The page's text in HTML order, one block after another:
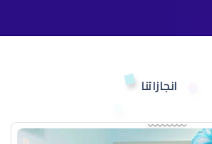
انجازاتنا